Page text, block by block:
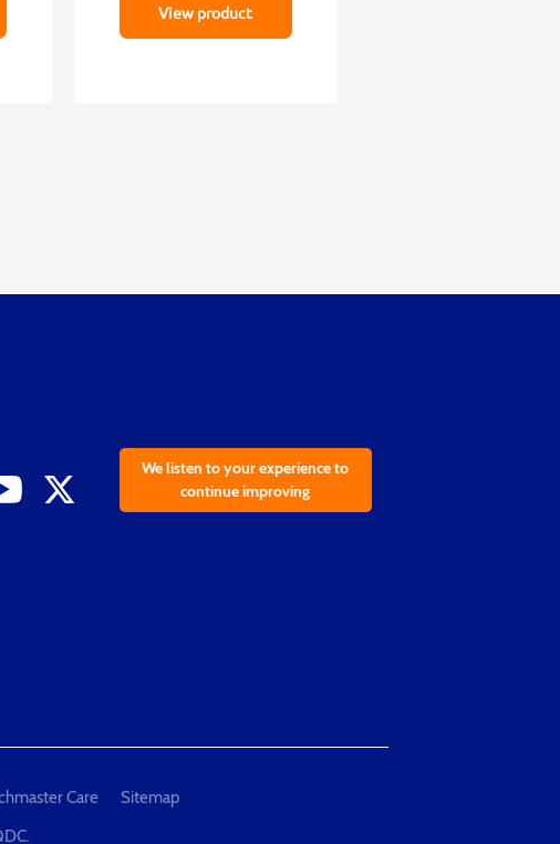
View product
We listen to your experience to
continue improving
Care
Sitemap
.